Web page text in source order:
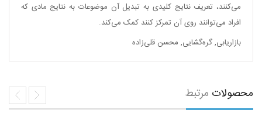
می‌کنند، تعریف نتایج کلیدی به تبدیل آن موضوعات به نتایج مادی که
افراد می‌توانند روی آن تمرکز کنند کمک می‌کند.
بازاریابی,گره‌گشایی, محسن قلی‌زاده
محصولات مرتبط